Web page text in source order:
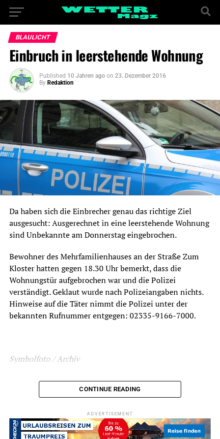
BLAULICHT
Einbruch in leerstehende Wohnung
Published 10 Jahren ago on 23. Dezember 2016
By Redaktion
Da haben sich die Einbrecher genau das richtige Ziel
ausgesucht: Ausgerechnet in eine leerstehende Wohnung
sind Unbekannte am Donnerstag eingebrochen.
Bewohner des Mehrfamilienhauses an der Straße Zum
Kloster hatten gegen 18.30 Uhr bemerkt, dass die
Wohnungstür aufgebrochen war und die Polizei
verständigt. Geklaut wurde nach Polizeiangaben nichts.
Hinweise auf die Täter nimmt die Polizei unter der
bekannten Rufnummer entgegen: 02335-9166-7000.
Symbolfoto / Archiv
ADVERTISEMENT
RELATED TOPICS: BLAULICHT EINBRUCH NEWS
CONTINUE READING
ADVERTISEMENT